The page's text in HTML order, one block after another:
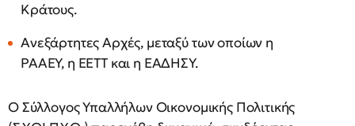
Κράτους.
Ανεξάρτητες Αρχές, μεταξύ των οποίων η
ΡΑΑΕΥ, η ΕΕΤΤ και η ΕΑΔΗΣΥ.
Ο Σύλλογος Υπαλλήλων Οικονομικής Πολιτικής